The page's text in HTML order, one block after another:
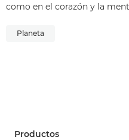
como en el corazón y la
Planeta
Productos